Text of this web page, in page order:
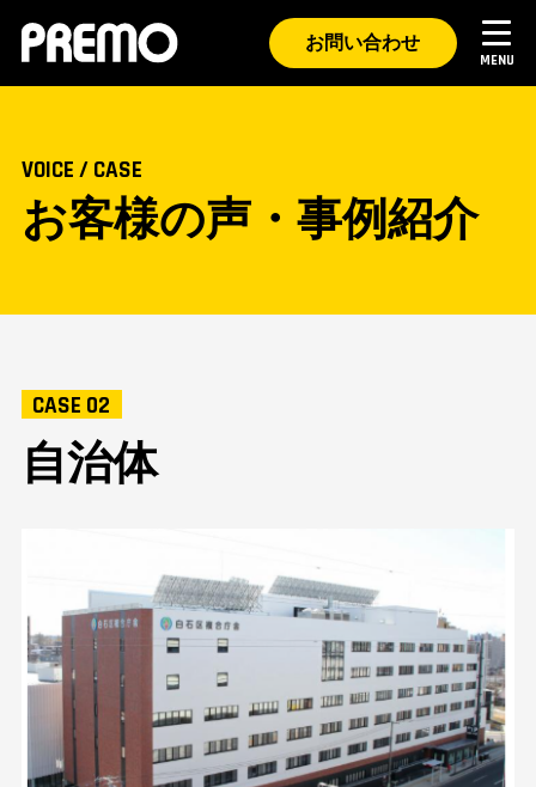
お問い合わせ
製品・特長
お客様の声・事例紹介
会社情報
プライバシーポリシー
VOICE / CASE
お客様の声・事例紹介
CASE 02
自治体